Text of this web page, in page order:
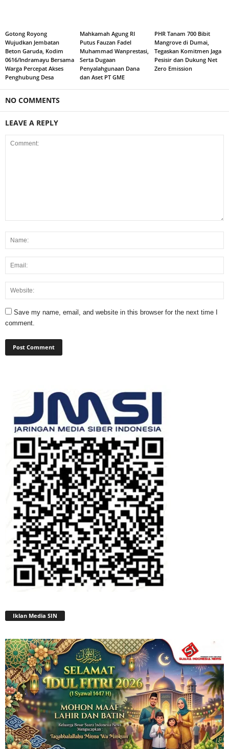
Gotong Royong
Wujudkan Jembatan
Beton Garuda, Kodim
0616/Indramayu Bersama
Warga Percepat Akses
Penghubung Desa
Mahkamah Agung RI
Putus Fauzan Fadel
Muhammad Wanprestasi,
Serta Dugaan
Penyalahgunaan Dana
dan Aset PT GME
PHR Tanam 700 Bibit
Mangrove di Dumai,
Tegaskan Komitmen Jaga
Pesisir dan Dukung Net
Zero Emission
NO COMMENTS
LEAVE A REPLY
Save my name, email, and website in this browser for the next time I
comment.
Iklan Media SIN